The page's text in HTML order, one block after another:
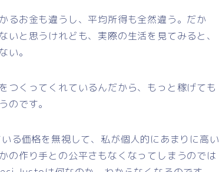
るお金も違うし、平均所得も全然違う。だか
と思うけれども、実際の生活を見てみると、
い。
つくってくれているんだから、もっと稼げても
のです。
る価格を無視して、私が個人的にあまりに高い
の作り手との公平さもなくなってしまうのでは